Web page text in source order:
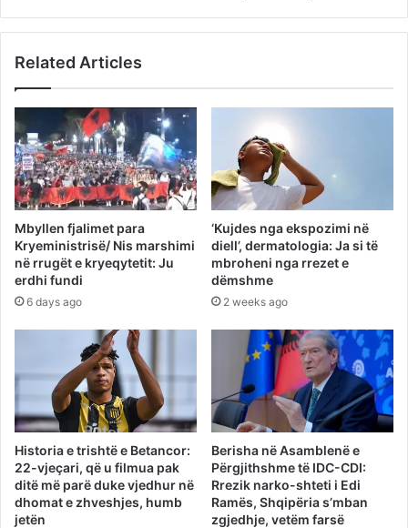
Related Articles
Mbyllen fjalimet para
Kryeministrisë/ Nis marshimi
në rrugët e kryeqytetit: Ju
erdhi fundi
6 days ago
‘Kujdes nga ekspozimi në
diell’, dermatologia: Ja si të
mbroheni nga rrezet e
dëmshme
2 weeks ago
Historia e trishtë e Betancor:
22-vjeçari, që u filmua pak
ditë më parë duke vjedhur në
dhomat e zhveshjes, humb
jetën
Berisha në Asamblenë e
Përgjithshme të IDC-CDI:
Rrezik narko-shteti i Edi
Ramës, Shqipëria s’mban
zgjedhje, vetëm farsë